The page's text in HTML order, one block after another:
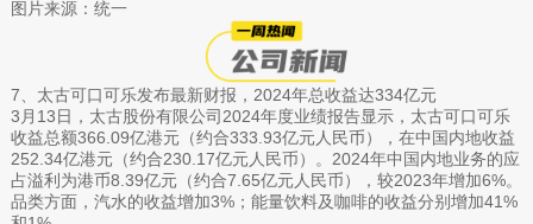
图片来源：统一
7、太古可口可乐发布最新财报，2024年总收益达334亿元
3月13日，太古股份有限公司2024年度业绩报告显示，太古可口可乐
收益总额366.09亿港元（约合333.93亿元人民币），在中国内地收益
252.34亿港元（约合230.17亿元人民币）。2024年中国内地业务的应
占溢利为港币8.39亿元（约合7.65亿元人民币），较2023年增加6%。
品类方面，汽水的收益增加3%；能量饮料及咖啡的收益分别增加41%